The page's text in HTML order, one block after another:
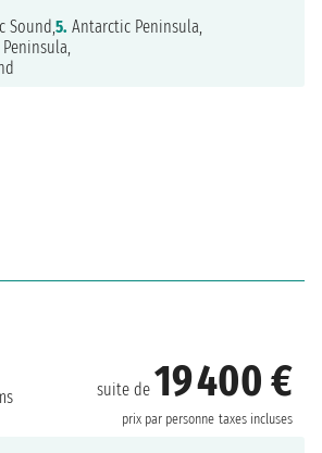
Sound,5. Antarctic Peninsula,
suite de 19 400 €
prix par personne taxes incluses